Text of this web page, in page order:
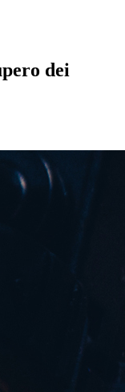
dei